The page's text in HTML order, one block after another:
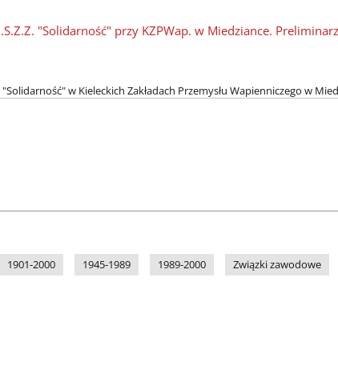
"Solidarność" przy KZPWap. w Miedziance.
"Solidarność" w Kieleckich Zakładach Przemysłu Wapienniczego w
1901-2000 1945-1989 1989-2000 Związki zawodowe